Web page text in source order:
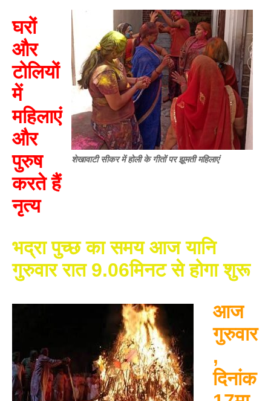
शेखावाटी सीकर में होली के गीतों पर झूमती महिलाएं
घरों
और
टोलियों
में
महिलाएं
और
पुरुष
करते हैं
नृत्य
भद्रा पुच्छ का समय आज यानि
गुरुवार रात 9.06मिनट से होगा शुरू
आज
गुरुवार
,
दिनांक